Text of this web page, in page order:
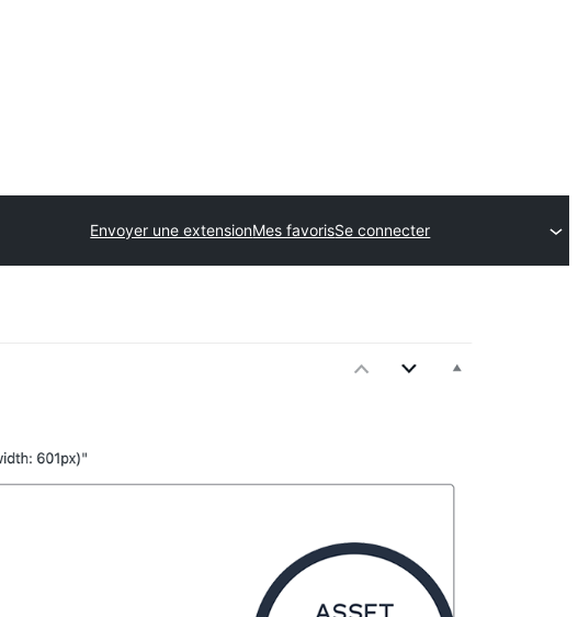
Envoyer une extensionMes favorisSe connecter